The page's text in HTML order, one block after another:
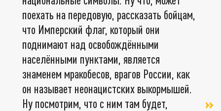
поехать на передовую, рассказать бойцам,
что Имперский флаг, который они
поднимают над освобождёнными
населёнными пунктами, является
знаменем мракобесов, врагов России, как
он называет неонацистских выкормышей.
Ну посмотрим, что с ним там будет,